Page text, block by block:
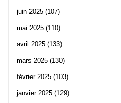
juin 2025 (107)
mai 2025 (110)
avril 2025 (133)
mars 2025 (130)
février 2025 (103)
janvier 2025 (129)